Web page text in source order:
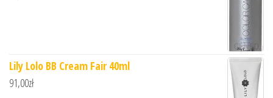
Lily Lolo BB Cream Fair 40ml
91,00zł